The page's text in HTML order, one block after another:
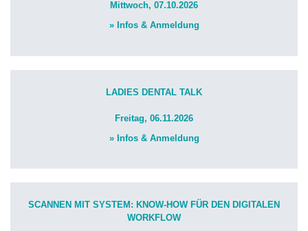
Mittwoch, 07.10.2026
» Infos & Anmeldung
LADIES DENTAL TALK
Freitag, 06.11.2026
» Infos & Anmeldung
SCANNEN MIT SYSTEM: KNOW-HOW FÜR DEN DIGITALEN
WORKFLOW